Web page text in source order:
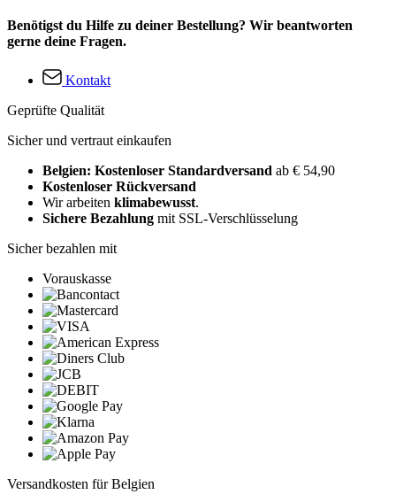
Benötigst du Hilfe zu deiner Bestellung? Wir beantworten
gerne deine Fragen.
Kontakt
Geprüfte Qualität
Sicher und vertraut einkaufen
Belgien: Kostenloser Standardversand ab € 54,90
Kostenloser Rückversand
Wir arbeiten klimabewusst.
Sichere Bezahlung mit SSL-Verschlüsselung
Sicher bezahlen mit
Vorauskasse
Versandkosten für Belgien